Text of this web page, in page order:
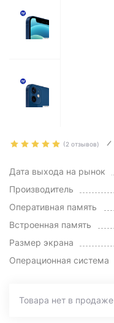
(2 отзывов)
Дата выхода на рынок
Производитель
Оперативная память
Встроенная память
Размер экрана
Операционная система
Товара нет в продаже